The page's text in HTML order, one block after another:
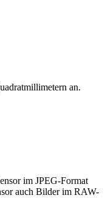
an.
im JPEG-Format
auch Bilder im RAW-